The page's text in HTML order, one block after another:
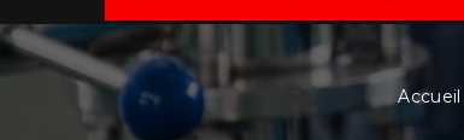
Accueil